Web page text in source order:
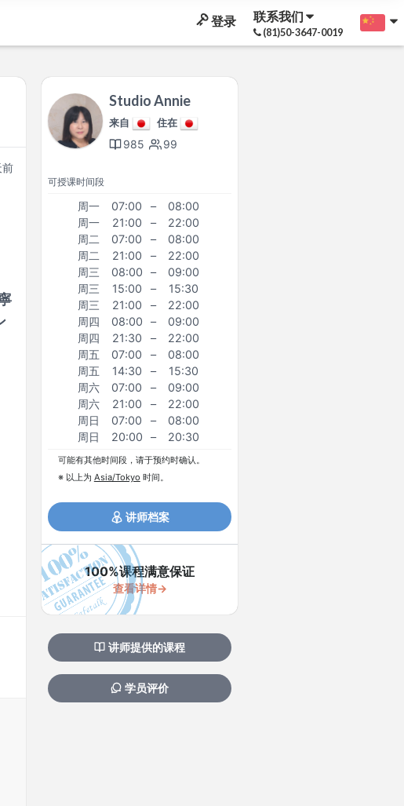
登录 联系我们
(81)50-3647-0019
前
Studio Annie
来自 住在
985 99
可授课时间段
周一 07:00 –
08:00
周一
21:00 –
22:00
周二
07:00 –
08:00
周二
21:00 –
22:00
周三
08:00 –
09:00
周三
15:00 –
15:30
周三
21:00 –
22:00
周四
08:00 –
09:00
周四
21:30 –
22:00
周五
07:00 –
08:00
周五
14:30 –
15:30
周六
07:00 –
09:00
周六
21:00 –
22:00
周日
07:00 –
08:00
周日
20:00 – 20:30
可能有其他时间段，请于预约时确认。
※ 以上为 Asia/Tokyo 时间。
讲师档案
100%课程满意保证
查看详情→
讲师提供的课程
学员评价